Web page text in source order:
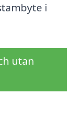
i
utan